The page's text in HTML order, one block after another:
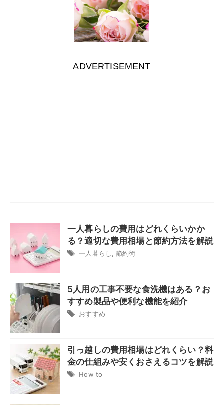
ADVERTISEMENT
一人暮らしの費用はどれくらいかか
る？適切な費用相場と節約方法を解説
一人暮らし ,節約術
5人用の工事不要な食洗機はある？お
すすめ製品や便利な機能を紹介
おすすめ
引っ越しの費用相場はどれくらい？料
金の仕組みや安くおさえるコツを解説
How to